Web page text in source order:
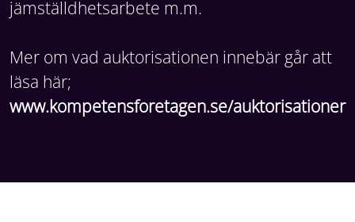
jämställdhetsarbete m.m.
Mer om vad auktorisationen innebär går att
läsa här;
www.kompetensforetagen.se/auktorisationer